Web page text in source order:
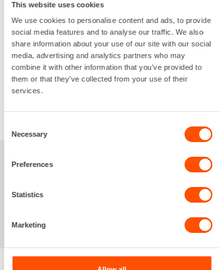
This website uses cookies
We use cookies to personalise content and ads, to provide
social media features and to analyse our traffic. We also
share information about your use of our site with our social
media, advertising and analytics partners who may
combine it with other information that you’ve provided to
them or that they’ve collected from your use of their
services.
Selection
Necessary
Preferences
Statistics
Marketing
Kapasiteetti puu
32 mm
Lataa lisää
Ensimmäinen pv 20,67 €/ pv
Seuraavat pv 16,54 €/ pv
263,50 € / kk
VUOKRAA
Sinua saattaisi
kiinnostaa myös